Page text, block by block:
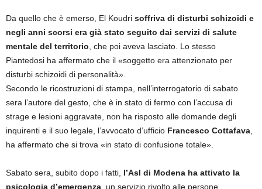
Da quello che è emerso, El Koudri soffriva di disturbi schizoidi e
negli anni scorsi era già stato seguito dai servizi di salute
mentale del territorio, che poi aveva lasciato. Lo stesso
Piantedosi ha affermato che il «soggetto era attenzionato per
disturbi schizoidi di personalità».
Secondo le ricostruzioni di stampa, nell’interrogatorio di sabato
sera l’autore del gesto, che è in stato di fermo con l’accusa di
strage e lesioni aggravate, non ha risposto alle domande degli
inquirenti e il suo legale, l’avvocato d’ufficio Francesco Cottafava,
ha affermato che si trova «in stato di confusione totale».
Sabato sera, subito dopo i fatti, l’Asl di Modena ha attivato la
psicologia d’emergenza, un servizio rivolto alle persone